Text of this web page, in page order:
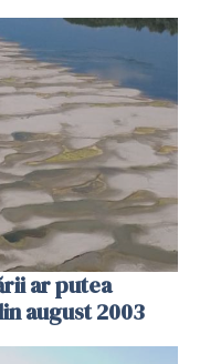
ar putea
august 2003